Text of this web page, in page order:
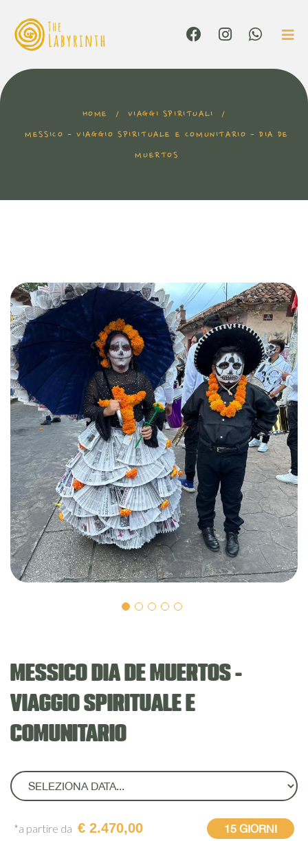
HOME / VIAGGI SPIRITUALI
/
MESSICO - VIAGGIO SPIRITUALE E COMUNITARIO - DIA DE
MUERTOS
MESSICO DIA DE MUERTOS -
VIAGGIO SPIRITUALE E
COMUNITARIO
*a partire da € 2.470,00 15 GIORNI